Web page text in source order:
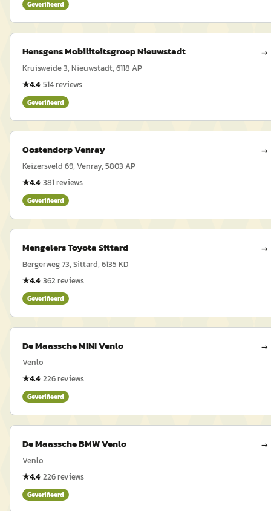
Geverifieerd
Hensgens Mobiliteitsgroep Nieuwstadt →
Kruisweide 3, Nieuwstadt, 6118 AP
★4.4·514reviews
Geverifieerd
Oostendorp Venray →
Keizersveld 69, Venray, 5803 AP
★4.4·381reviews
Geverifieerd
Mengelers Toyota Sittard →
Bergerweg 73, Sittard, 6135 KD
★4.4·362 reviews
Geverifieerd
De Maassche MINI Venlo →
Venlo
★4.4·226reviews
Geverifieerd
De Maassche BMW Venlo →
Venlo
★4.4·226reviews
Geverifieerd